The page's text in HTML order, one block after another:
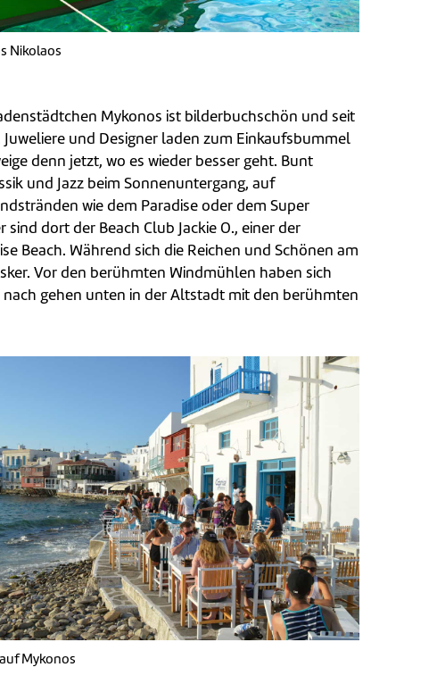
Nikolaos
Mykonos ist bilderbuchschön und seit
und Designer laden zum Einkaufsbummel
denn jetzt, wo es wieder besser geht. Bunt
und Jazz beim Sonnenuntergang, auf
wie dem Paradise oder dem Super
dort der Beach Club Jackie O., einer der
Beach. Während sich die Reichen und Schönen am
Vor den berühmten Windmühlen haben sich
gehen unten in der Altstadt mit den berühmten
Mykonos